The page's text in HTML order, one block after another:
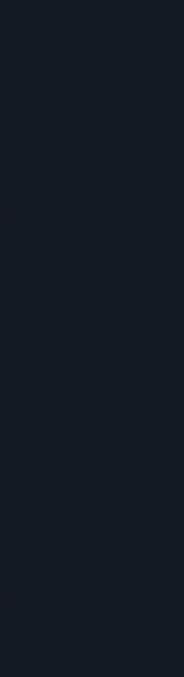
점검을 진행합니다.
며, 웹 및 앱에서 우
려드립니다.